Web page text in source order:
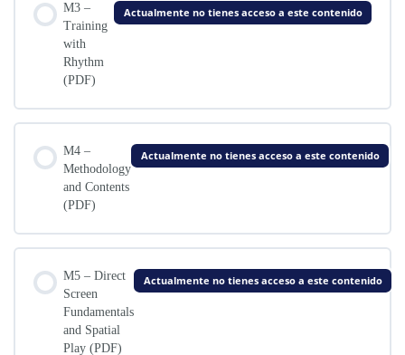
M3 –
Training
with
Rhythm
(PDF)
Actualmente no tienes acceso a este contenido
M4 –
Methodology
and Contents
(PDF)
Actualmente no tienes acceso a este contenido
M5 – Direct
Screen
Fundamentals
and Spatial
Play (PDF)
Actualmente no tienes acceso a este contenido